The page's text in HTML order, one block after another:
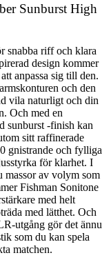
Sunburst High
snabba riff och klara
design kommer
anpassa sig till den.
och den
vila naturligt och din
Och med en
sunburst -finish kan
sitt raffinerade
gnistrande och fylliga
för klarhet. I
av volym som
Fishman Sonitone
med helt
med lätthet. Och
utgång gör det ännu
som du kan spela
matchen.